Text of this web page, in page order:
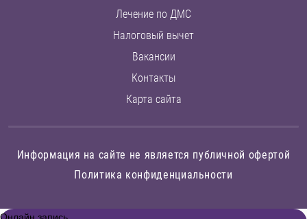
Лечение по ДМС
Налоговый вычет
Вакансии
Контакты
Карта сайта
Информация на сайте не является публичной офертой
Политика конфиденциальности